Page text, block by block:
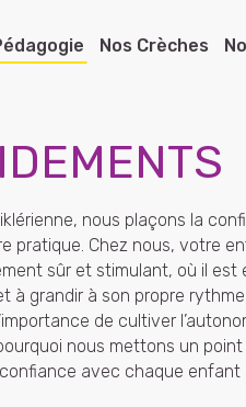
Nos Crèches
Crèche
Crèche
Crèche Warken
Crèche
nous plaçons la
pratique. Chez nous, votre
sûr et stimulant, où il est
à grandir à son propre
de cultiver
nous mettons un point
avec chaque enfant